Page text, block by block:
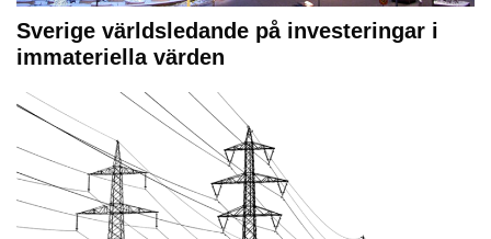
Sverige världsledande på investeringar i
immateriella värden